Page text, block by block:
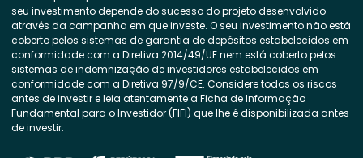
seu investimento depende do sucesso do projeto desenvolvido
através da campanha em que investe. O seu investimento não está
coberto pelos sistemas de garantia de depósitos estabelecidos em
conformidade com a Diretiva 2014/49/UE nem está coberto pelos
sistemas de indemnização de investidores estabelecidos em
conformidade com a Diretiva 97/9/CE. Considere todos os riscos
antes de investir e leia atentamente a Ficha de Informação
Fundamental para o Investidor (FIFI) que lhe é disponibilizada antes
de investir.